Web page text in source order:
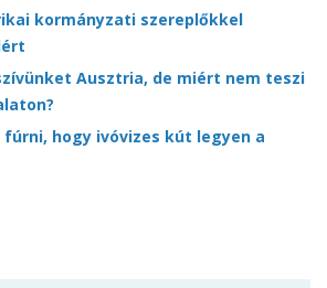
kormányzati szereplőkkel
Ausztria, de miért nem teszi
fúrni, hogy ivóvizes kút legyen a